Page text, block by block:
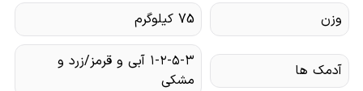
وزن 75 کیلوگرم
آدمک ها
۱-۲-۵-۳ آبی و قرمز/زرد و
مشکی